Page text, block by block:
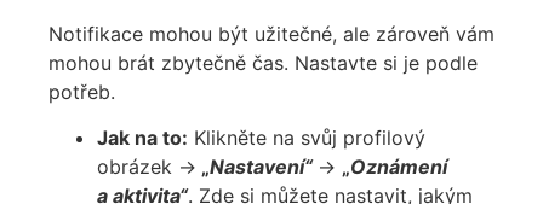
Notifikace mohou být užitečné, ale zároveň vám
mohou brát zbytečně čas. Nastavte si je podle
potřeb.
Jak na to: Klikněte na svůj profilový
obrázek -> „Nastavení“ -> „Oznámení
a aktivita“. Zde si můžete nastavit, jakým